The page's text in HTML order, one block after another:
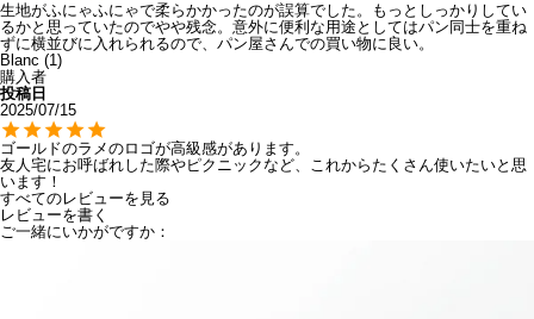
生地がふにゃふにゃで柔らかかったのが誤算でした。もっとしっかりしてい
るかと思っていたのでやや残念。意外に便利な用途としてはパン同士を重ね
ずに横並びに入れられるので、パン屋さんでの買い物に良い。
Blanc
1
購入者
投稿日
2025/07/15
ゴールドのラメのロゴが高級感があります。
友人宅にお呼ばれした際やピクニックなど、これからたくさん使いたいと思
います！
すべてのレビューを見る
レビューを書く
ご一緒にいかがですか：